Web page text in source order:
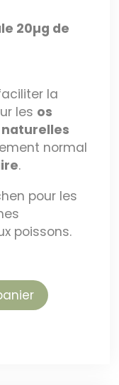
20µg de
la
les os
normal
.
pour les
poissons.